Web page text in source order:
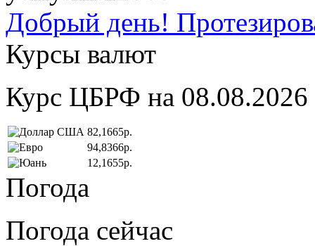
Добрый день!
Курсы валют
Курс ЦБРФ на 08.08.2026
82,1665р.
94,8366р.
12,1655р.
Погода
Погода сейчас